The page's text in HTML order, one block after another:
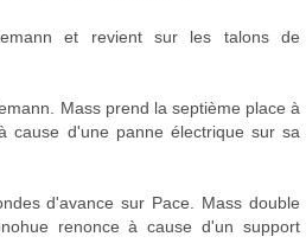
et revient sur les talons de
Mass prend la septième place à
cause d'une panne électrique sur sa
d'avance sur Pace. Mass double
renonce à cause d'un support